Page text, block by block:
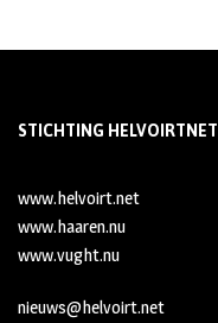
STICHTING HELVOIRTNET
www.helvoirt.net
www.haaren.nu
www.vught.nu
nieuws@helvoirt.net